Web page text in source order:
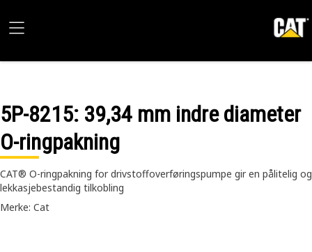
5P-8215: 39,34 mm indre diameter
O-ringpakning
CAT® O-ringpakning for drivstoffoverføringspumpe gir en pålitelig og
lekkasjebestandig tilkobling
Merke: Cat